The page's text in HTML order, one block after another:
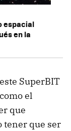
espacial
en la
SuperBIT
el
que
tener que ser